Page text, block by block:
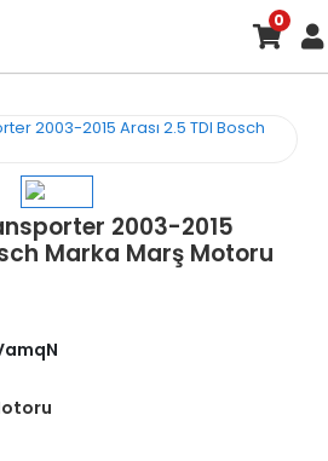
0
2003-2015
Marka Marş Motoru